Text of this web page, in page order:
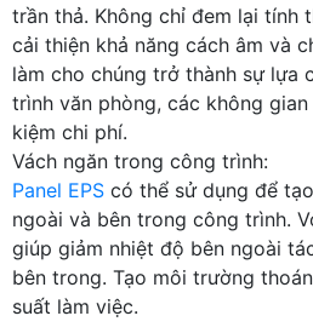
trần thả. Không chỉ đem lại tính
cải thiện khả năng cách âm và
làm cho chúng trở thành sự lựa
trình văn phòng, các không
kiệm chi phí.
Vách ngăn trong công trình:
Panel EPS có thể sử dụng để
ngoài và bên trong công trình.
giúp giảm nhiệt độ bên ngoài
bên trong. Tạo môi trường
suất làm việc.